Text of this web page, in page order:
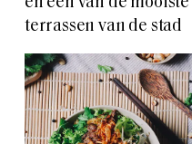
terrassen van de stad